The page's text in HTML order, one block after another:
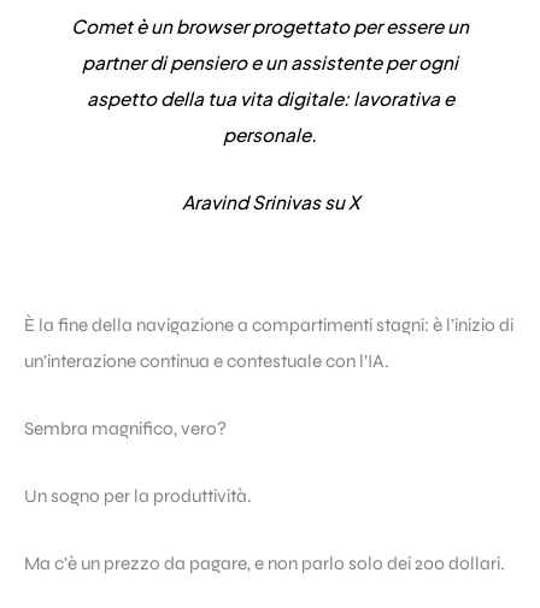
Comet è un browser progettato per essere un
partner di pensiero e un assistente per ogni
aspetto della tua vita digitale: lavorativa e
personale.
Aravind Srinivas su X
È la fine della navigazione a compartimenti stagni: è l’inizio di
un’interazione continua e contestuale con l’IA.
Sembra magnifico, vero?
Un sogno per la produttività.
Ma c’è un prezzo da pagare, e non parlo solo dei 200 dollari.